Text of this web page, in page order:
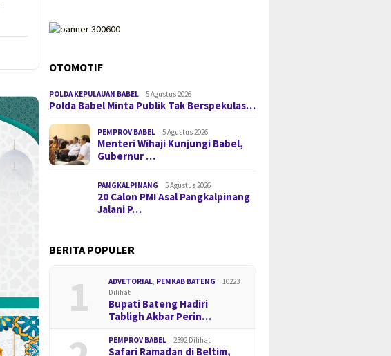
OTOMOTIF
POLDA KEPULAUAN BABEL 5 Agustus 2026
Polda Babel Minta Publik Tak Berspekulas…
PEMPROV BABEL 5 Agustus 2026
Menteri Wihaji Kunjungi Babel,
Gubernur …
PANGKALPINANG 5 Agustus 2026
20 Calon PMI Asal Pangkalpinang
Jalani P…
BERITA POPULER
1 ADVETORIAL, PEMKAB BATENG
10223
Dilihat
Bupati Bateng Hadiri
Tabligh Akbar Perin…
PEMPROV BABEL 2392 Dilihat
Safari Ramadan di Beltim,